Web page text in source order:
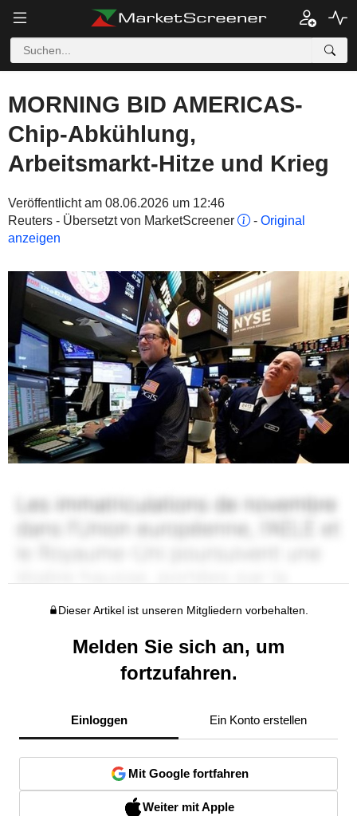
MORNING BID AMERICAS-
Chip-Abkühlung,
Arbeitsmarkt-Hitze und Krieg
Veröffentlicht am 08.06.2026 um 12:46
Reuters - Übersetzt von MarketScreener
- Original
anzeigen
Dieser Artikel ist unseren Mitgliedern vorbehalten.
Melden Sie sich an, um
fortzufahren.
Einloggen Ein Konto erstellen
Mit Google fortfahren
Weiter mit Apple